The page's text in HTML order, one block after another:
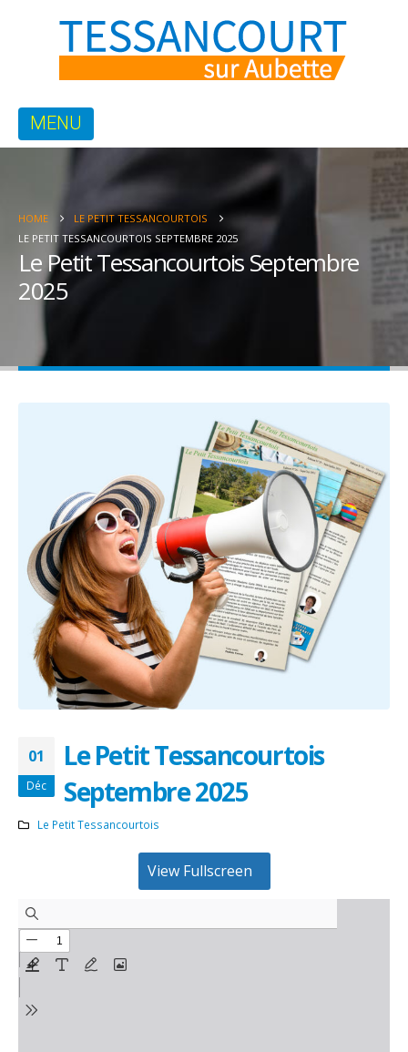
HOME
LE PETIT TESSANCOURTOIS
LE PETIT TESSANCOURTOIS SEPTEMBRE 2025
Le Petit Tessancourtois Septembre
2025
01
Déc
Le Petit Tessancourtois
Septembre 2025
Le Petit Tessancourtois
View Fullscreen